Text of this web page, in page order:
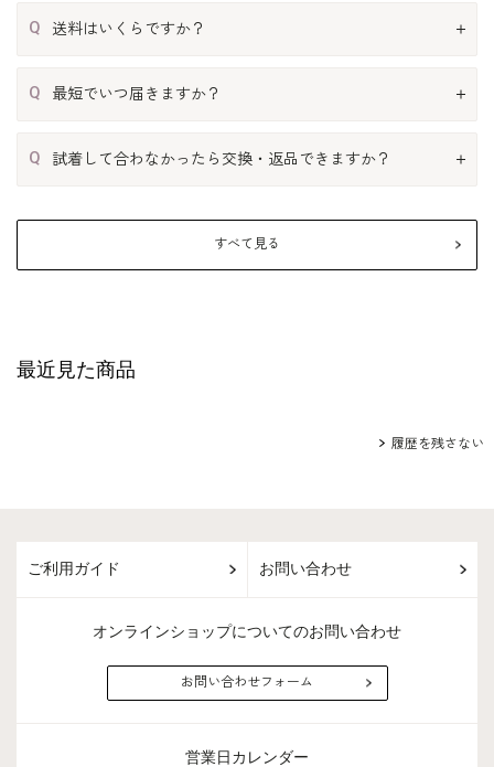
Q 送料はいくらですか？
Q 最短でいつ届きますか？
Q 試着して合わなかったら交換・返品できますか？
すべて見る
最近見た商品
履歴を残さない
ご利用ガイド お問い合わせ
オンラインショップについてのお問い合わせ
お問い合わせフォーム
営業日カレンダー